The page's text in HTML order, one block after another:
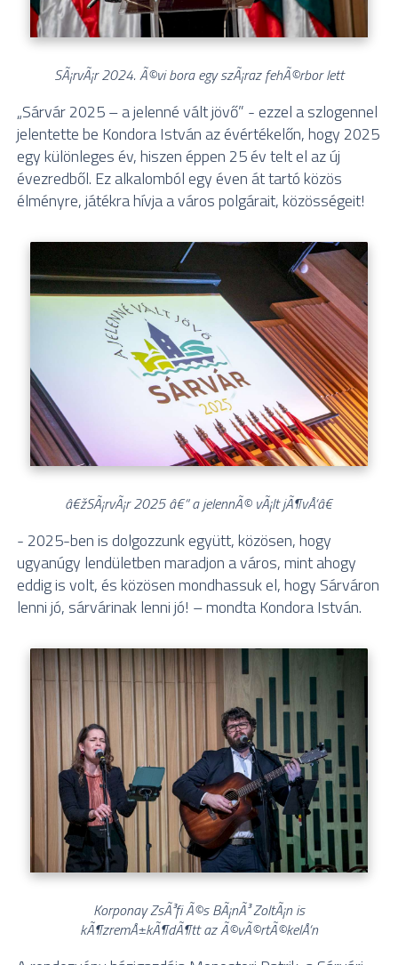
SÃ¡rvÃ¡r 2024. Ã©vi bora egy szÃ¡raz fehÃ©rbor lett
„Sárvár 2025 – a jelenné vált jövő” - ezzel a szlogennel
jelentette be Kondora István az évértékelőn, hogy 2025
egy különleges év, hiszen éppen 25 év telt el az új
évezredből. Ez alkalomból egy éven át tartó közös
élményre, játékra hívja a város polgárait, közösségeit!
â€žSÃ¡rvÃ¡r 2025 â€“ a jelennÃ© vÃ¡lt jÃ¶vÅ‘â€
- 2025-ben is dolgozzunk együtt, közösen, hogy
ugyanúgy lendületben maradjon a város, mint ahogy
eddig is volt, és közösen mondhassuk el, hogy Sárváron
lenni jó, sárvárinak lenni jó! – mondta Kondora István.
Korponay ZsÃ³fi Ã©s BÃ¡nÃ³ ZoltÃ¡n is
kÃ¶zremÅ±kÃ¶dÃ¶tt az Ã©vÃ©rtÃ©kelÅ‘n